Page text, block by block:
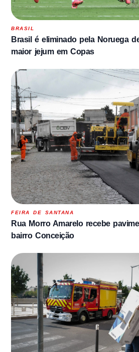
BRASIL
Brasil é eliminado pela Noruega
maior jejum em Copas
FEIRA DE SANTANA
Rua Morro Amarelo recebe
bairro Conceição